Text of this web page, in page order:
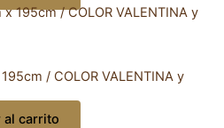
/ COLOR VALENTINA y
al carrito